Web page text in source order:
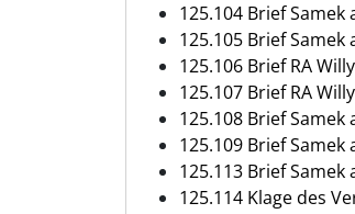
125.104 Brief Samek
125.105 Brief Samek
125.106 Brief RA
125.107 Brief RA
125.108 Brief Samek
125.109 Brief Samek
125.113 Brief Samek
125.114 Klage des